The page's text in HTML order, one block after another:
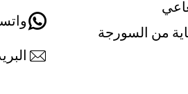
من السورجة